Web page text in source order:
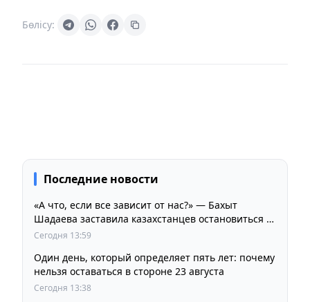
Бөлісу:
Последние новости
«А что, если все зависит от нас?» — Бахыт
Шадаева заставила казахстанцев остановиться и
задуматься
Сегодня 13:59
Один день, который определяет пять лет: почему
нельзя оставаться в стороне 23 августа
Сегодня 13:38